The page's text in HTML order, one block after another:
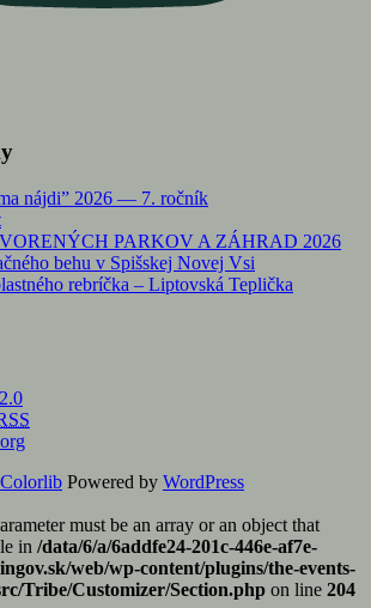
nájdi” 2026 — 7. ročník
PARKOV A ZÁHRAD 2026
behu v Spišskej Novej Vsi
rebríčka – Liptovská Teplička
2.0
Colorlib Powered by WordPress
must be an array or an object that
in /data/6/a/6addfe24-201c-446e-af7e-
web/wp-content/plugins/the-events-
Tribe/Customizer/Section.php on line 204